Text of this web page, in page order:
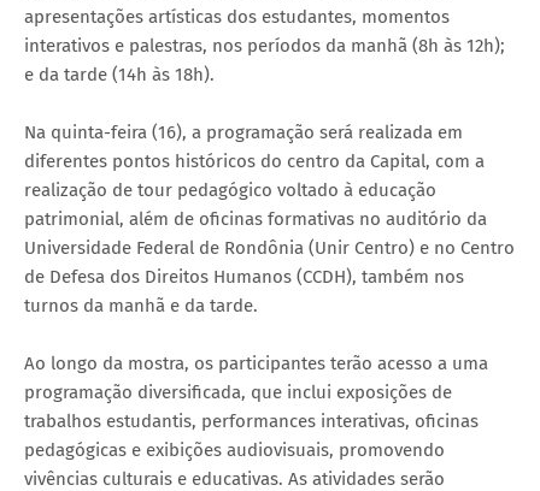
apresentações artísticas dos estudantes, momentos
interativos e palestras, nos períodos da manhã (8h às 12h);
e da tarde (14h às 18h).
Na quinta-feira (16), a programação será realizada em
diferentes pontos históricos do centro da Capital, com a
realização de tour pedagógico voltado à educação
patrimonial, além de oficinas formativas no auditório da
Universidade Federal de Rondônia (Unir Centro) e no Centro
de Defesa dos Direitos Humanos (CCDH), também nos
turnos da manhã e da tarde.
Ao longo da mostra, os participantes terão acesso a uma
programação diversificada, que inclui exposições de
trabalhos estudantis, performances interativas, oficinas
pedagógicas e exibições audiovisuais, promovendo
vivências culturais e educativas. As atividades serão